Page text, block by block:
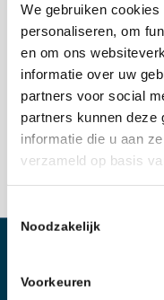
We gebruiken
personaliseren, om
en om ons
informatie over uw
partners voor social
partners kunnen deze
informatie die u aan
verzameld op basis
Noodzakelijk
Voorkeuren
Spanning lager als
uitgegeven (een
kan hierdoor
aanwezig” een
Gemeten wordt
ontvangermodule-
OVER ONS